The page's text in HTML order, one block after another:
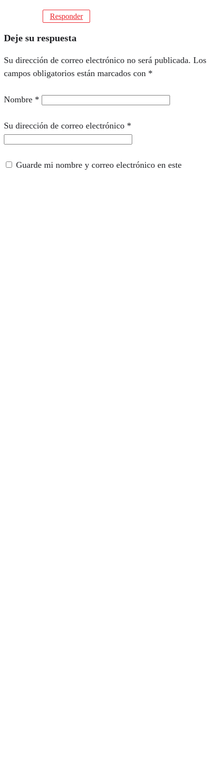
Responder
Deje su respuesta
Su dirección de correo electrónico no será publicada. Los
campos obligatorios están marcados con *
Nombre *
Su dirección de correo electrónico *
Guarde mi nombre y correo electrónico en este